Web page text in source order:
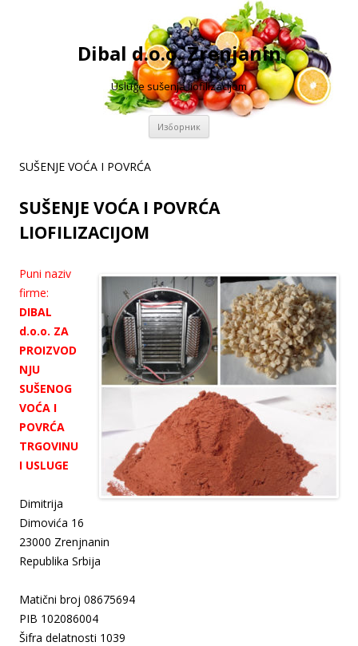
Dibal d.o.o. Zrenjanin
Usluge sušenja liofilizacijom
Изборник Скочи
SUŠENJE VOĆA I POVRĆA
SUŠENJE VOĆA I POVRĆA
LIOFILIZACIJOM
Puni naziv
firme:
DIBAL
d.o.o. ZA
PROIZVOD
NJU
SUŠENOG
VOĆA I
POVRĆA
TRGOVINU
I USLUGE
Dimitrija
Dimovića 16
23000 Zrenjnanin
Republika Srbija
Matični broj 08675694
PIB 102086004
Šifra delatnosti 1039